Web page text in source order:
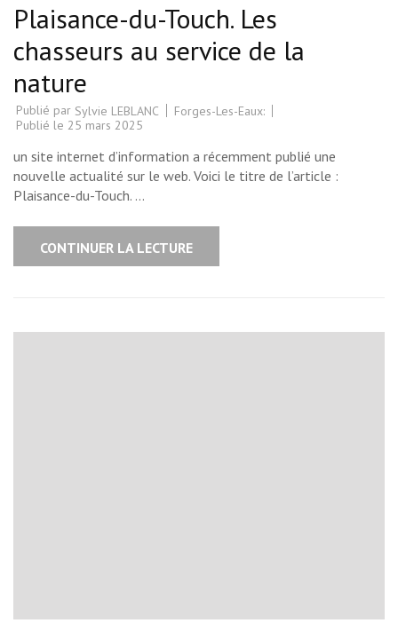
Plaisance-du-Touch. Les
chasseurs au service de la
nature
Publié par Sylvie LEBLANC
Forges-Les-Eaux:
Publié le 25 mars 2025
un site internet d’information a récemment publié une
nouvelle actualité sur le web. Voici le titre de l’article :
Plaisance-du-Touch. …
CONTINUER LA LECTURE